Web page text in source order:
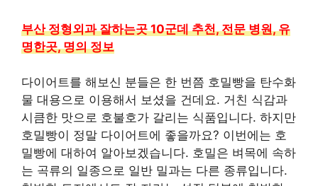
부산 정형외과 잘하는곳 10군데 추천, 전문 병원, 유
명한곳, 명의 정보
다이어트를 해보신 분들은 한 번쯤 호밀빵을 탄수화
물 대용으로 이용해서 보셨을 건데요. 거친 식감과
시큼한 맛으로 호불호가 갈리는 식품입니다. 하지만
호밀빵이 정말 다이어트에 좋을까요? 이번에는 호
밀빵에 대하여 알아보겠습니다. 호밀은 벼목에 속하
는 곡류의 일종으로 일반 밀과는 다른 종류입니다.